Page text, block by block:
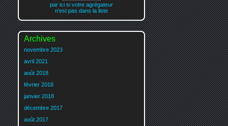
par ici si votre agrégateur
n'est pas dans la liste
Archives
novembre 2023
avril 2021
août 2018
février 2018
janvier 2018
décembre 2017
août 2017